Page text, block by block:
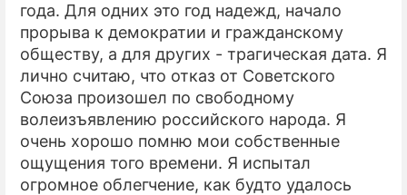
года. Для одних это год надежд, начало
прорыва к демократии и гражданскому
обществу, а для других - трагическая дата. Я
лично считаю, что отказ от Советского
Союза произошел по свободному
волеизъявлению российского народа. Я
очень хорошо помню мои собственные
ощущения того времени. Я испытал
огромное облегчение, как будто удалось